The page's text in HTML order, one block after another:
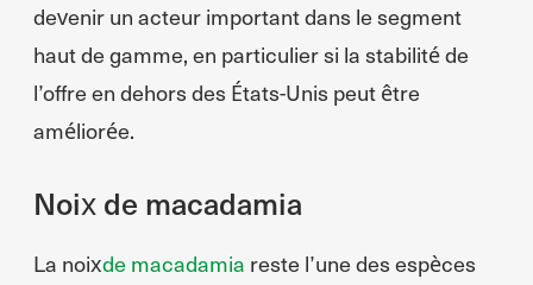
devenir un acteur important dans le segment
haut de gamme, en particulier si la stabilité de
l’offre en dehors des États-Unis peut être
améliorée.
Noix de macadamia
La noixde macadamia reste l’une des espèces